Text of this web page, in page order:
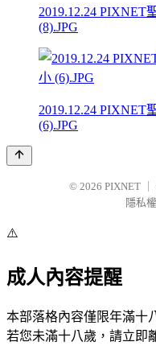
2019.12.24 PIXNET
(8).JPG
2019.12.24 PIXNET
(6).JPG
© 2026 PIXNET
隱私
⚠️
成人內容提醒
本部落格內容僅限年滿十
若您未滿十八歲，請立即